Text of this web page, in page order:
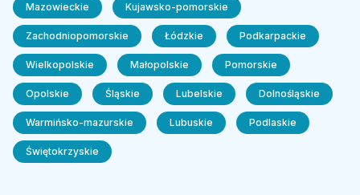
Mazowieckie Kujawsko-pomorskie
Zachodniopomorskie Łódzkie Podkarpackie
Wielkopolskie Małopolskie Pomorskie
Opolskie Śląskie Lubelskie Dolnośląskie
Warmińsko-mazurskie Lubuskie Podlaskie
Świętokrzyskie